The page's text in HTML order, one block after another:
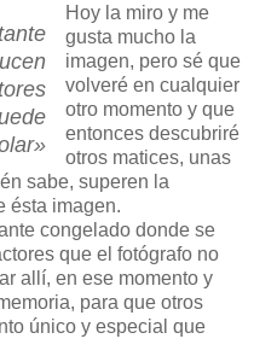
Hoy la miro y me
gusta mucho la
imagen, pero sé que
volveré en cualquier
otro momento y que
entonces descubriré
otros matices, unas
sabe, superen la
ésta imagen.
congelado donde se
que el fotógrafo no
allí, en ese momento y
para que otros
único y especial que